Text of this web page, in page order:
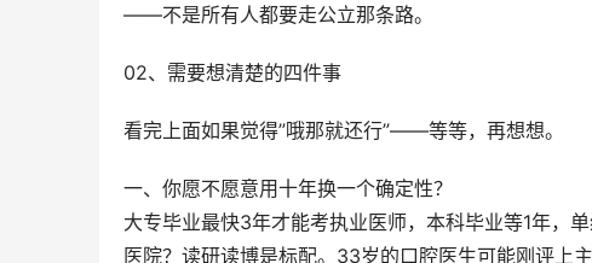
——不是所有人都要走公立那条路。
02、需要想清楚的四件事
看完上面如果觉得”哦那就还行”——等等，再想想。
一、你愿不愿意用十年换一个确定性？
大专毕业最快3年才能考执业医师，本科毕业等1年，
医院？读研读博是标配。33岁的口腔医生可能刚评上